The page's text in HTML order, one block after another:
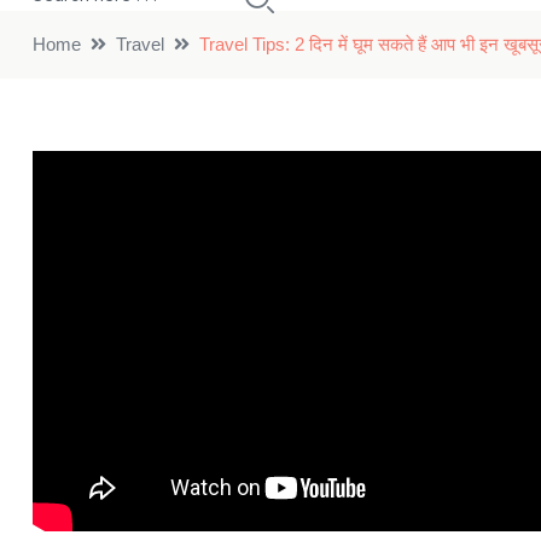
Home Travel Travel Tips: 2 दिन में घूम सकते हैं आप भी इन